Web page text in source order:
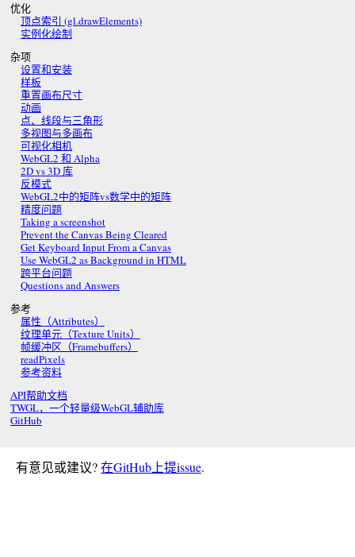
优化
顶点索引 (gl.drawElements)
实例化绘制
杂项
设置和安装
样板
重置画布尺寸
动画
点、线段与三角形
多视图与多画布
可视化相机
WebGL2 和 Alpha
2D vs 3D 库
反模式
WebGL2中的矩阵vs数学中的矩阵
精度问题
Taking a screenshot
Prevent the Canvas Being Cleared
Get Keyboard Input From a Canvas
Use WebGL2 as Background in HTML
跨平台问题
Questions and Answers
参考
属性（Attributes）
纹理单元（Texture Units）
帧缓冲区（Framebuffers）
readPixels
参考资料
API帮助文档
TWGL，一个轻量级WebGL辅助库
GitHub
有意见或建议?在GitHub上提issue.